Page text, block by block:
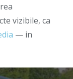
vizibile, ca
— in